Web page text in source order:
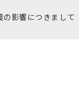
して